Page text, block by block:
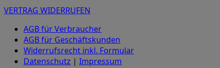
VERTRAG WIDERRUFEN
AGB für Verbraucher
AGB für Geschäftskunden
Widerrufsrecht inkl. Formular
Datenschutz | Impressum